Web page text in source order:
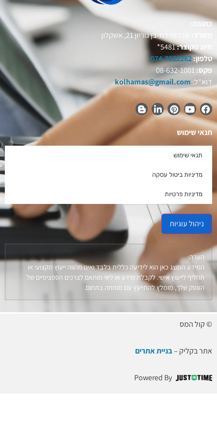
כתובת:
משרד:
שדרות דוד בן גוריון 21, אשקלון
חיוג מקוצר:5481*
טלפון:074-7022262
פקס:08-632-1001
דוא"ל:kolhamas@gmail.com
תנאי שימוש
תנאי שימוש
מדיניות ביטול עסקה
מדיניות פרטיות
ניהול עוגיות
הערה:
המידע המוצג כאן הוא לידיעה כללית בלבד ואינו מהווה ייעוץ מקצועי או
תחליף לייעוץ אישי. לקבלת מידע או ליווי מותאם לצרכים הספציפיים של
העסק שלך, מומלץ להתייעץ עם מומחה בתחום.
© קול המס
אתר בקליק – בניית אתרים
Powered By